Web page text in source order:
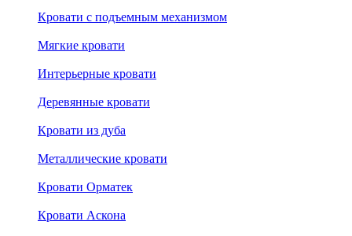
Кровати с подъемным механизмом
Мягкие кровати
Интерьерные кровати
Деревянные кровати
Кровати из дуба
Металлические кровати
Кровати Орматек
Кровати Аскона